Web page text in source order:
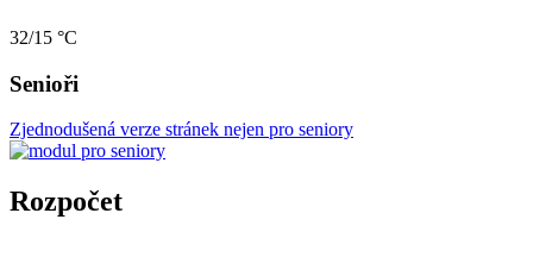
32/15 °C
Senioři
Zjednodušená verze stránek nejen pro seniory
Rozpočet